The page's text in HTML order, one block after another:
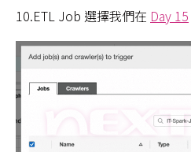
10.ETL Job 選擇我們在 Day 15